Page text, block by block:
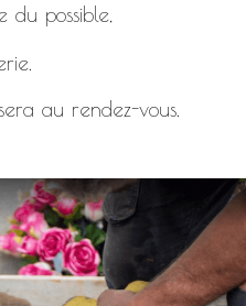
du possible,
au rendez-vous.